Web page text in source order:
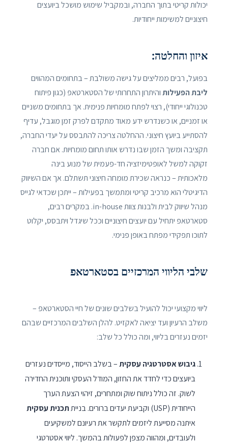
יכולות קריטי בתוך החברה, ובמקביל שימוש מושכל ביועצים
חיצוניים למשימות ייחודיות.
איזון והחלטה:
בפועל, רבים ממליצים על גישה משולבת – בתחומים המהווים
ליבת הפעילותוהיתרון התחרותי של הסטארטאפ (כגון פיתוח
טכנולוגי ייחודי), רצוי לפתח מומחיות פנימית. אך בתחומים משניים
או זמניים, או כשנדרש ידע מאוד מתקדם לפרק זמן מוגבל, עדיף
להסתייע ביועץ חיצוני. ההחלטה צריכה להתבסס על יעדי החברה,
תקציבה ומשך הזמן שבו נדרש אותו תחום מומחיות. אם חברה
זקוקה למשל לאופטימיזציה חד-פעמית של מנוע בינה
מלאכותית – כנראה שכירת מומחה חיצוני תשתלם. אך אם השיווק
הדיגיטלי הוא מרכיב קריטי ומתמשך בפעילות – ייתכן שכדאי לגייס
מנהל שיווק לבית ולבנות צוות in-house. במקרים רבים,
סטארטאפ יתחיל עם יועצים חיצוניים וככל שיגדל ויתבסס, יקלוט
לתוכו תפקידי מפתח באופן פנימי.
שלבי הליווי המרכזיים בסטארטאפ
ליווי מקצועי יכול להועיל בשלבים שונים של חיי הסטארטאפ –
משלב הרעיון ועד יציאה לאקזיט. להלן השלבים המרכזיים שבהם
יזמים נעזרים בליווי, ומה כולל כל שלב:
גיבוש אסטרטגיה עסקית– בשלב הייסוד, מייסדים נעזרים
ביועצים כדי לחדד את החזון, המודל העסקי ותוכנית החדירה
לשוק. זה כולל ניתוח שוק ומתחרים, זיהוי הצעת הערך
הייחודית (USP) וקביעת יעדים ברורים. בניית
תכנית עסקית
איתנה מסייעת ליזמים לתקשר את רעיונם למשקיעים
ולעובדים, ומהווה מצפן לפעולות בהמשך. ליווי אסטרטגי